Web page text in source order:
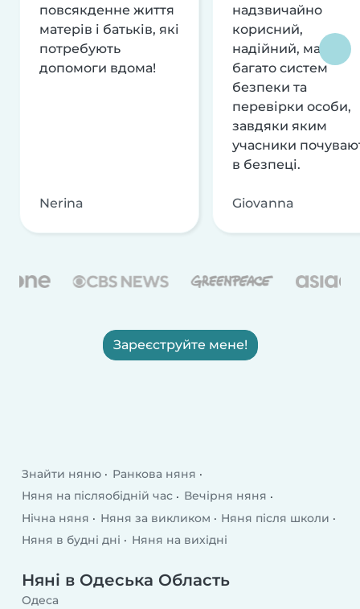
повсякденне життя
матерів і батьків, які
потребують
допомоги вдома!
Nerina
надзвичайно
корисний,
надійний, має
багато систем
безпеки та
перевірки особи,
завдяки яким
учасники
в безпеці.
Giovanna
Зареєструйте мене!
Знайти няню
Ранкова няня
Няня на післяобідній час
Вечірня няня
Нічна няня
Няня за викликом
Няня після школи
Няня в будні дні
Няня на вихідні
Няні в Одеська Область
Одеса